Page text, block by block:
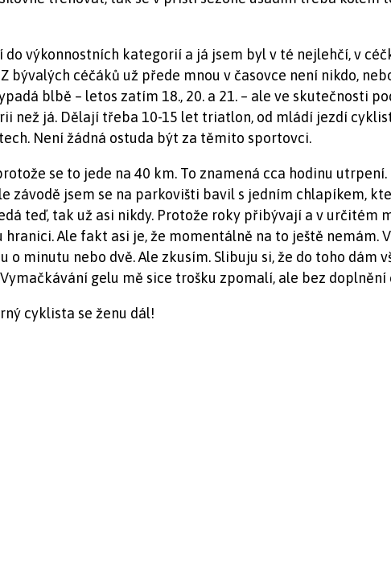
výkonnostních kategorií a já jsem byl v té nejlehčí, v
céčáků už přede mnou v časovce není nikdo,
blbě – letos zatím 18., 20. a 21. – ale ve skutečnosti
já. Dělají třeba 10-15 let triatlon, od mládí jezdí
Není žádná ostuda být za těmito sportovci.
se to jede na 40 km. To znamená cca hodinu
jsem se na parkovišti bavil s jedním chlapíkem,
teď, tak už asi nikdy. Protože roky přibývají a v určitém
Ale fakt asi je, že momentálně na to ještě
minutu nebo dvě. Ale zkusím. Slibuju si, že do toho dám
gelu mě sice trošku zpomalí, ale bez doplnění
cyklista se ženu dál!